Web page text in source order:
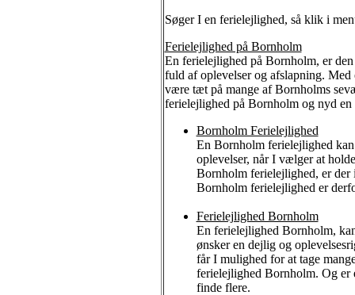
Søger I en ferielejlighed, så klik i
Ferielejlighed på Bornholm
En ferielejlighed på Bornholm, er
fuld af oplevelser og afslapning.
være tæt på mange af Bornholms
ferielejlighed på Bornholm og nyd
Bornholm Ferielejlighed
En Bornholm ferielejlighed
oplevelser, når I vælger at
Bornholm ferielejlighed, er
Bornholm ferielejlighed er
Ferielejlighed Bornholm
En ferielejlighed Bornholm,
ønsker en dejlig og
får I mulighed for at tage
ferielejlighed Bornholm. Og
finde flere.